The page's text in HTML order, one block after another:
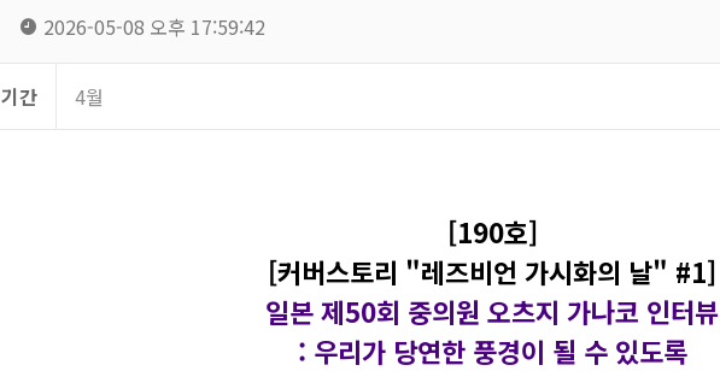
2026-05-08 오후 17:59:42
기간 4월
[190호]
[커버스토리 "레즈비언 가시화의 날" #1]
일본 제50회 중의원 오츠지 가나코 인터뷰
: 우리가 당연한 풍경이 될 수 있도록